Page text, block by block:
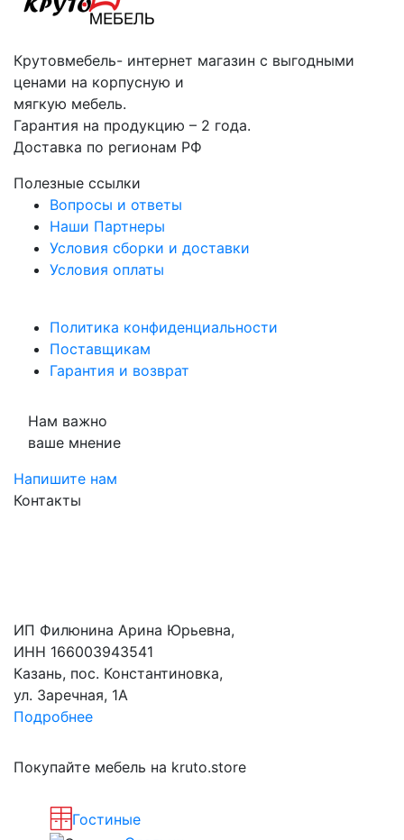
Крутовмебель- интернет магазин с выгодными
ценами на корпусную и
мягкую мебель.
Гарантия на продукцию – 2 года.
Доставка по регионам РФ
Полезные ссылки
Вопросы и ответы
Наши Партнеры
Условия сборки и доставки
Условия оплаты
Политика конфиденциальности
Поставщикам
Гарантия и возврат
Нам важно
ваше мнение
Напишите нам
Контакты
ИП Филюнина Арина Юрьевна,
ИНН 166003943541
Казань, пос. Константиновка,
ул. Заречная, 1А
Подробнее
Покупайте мебель на kruto.store
Гостиные